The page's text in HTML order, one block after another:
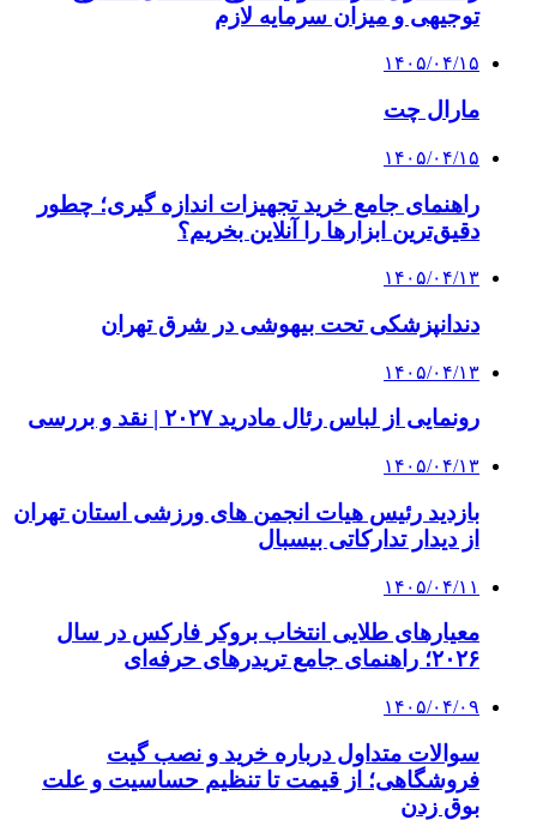
توجیهی و میزان سرمایه لازم
۱۴۰۵/۰۴/۱۵
مارال چت
۱۴۰۵/۰۴/۱۵
راهنمای جامع خرید تجهیزات اندازه گیری؛ چطور
دقیق‌ترین ابزارها را آنلاین بخریم؟
۱۴۰۵/۰۴/۱۳
دندانپزشکی تحت بیهوشی در شرق تهران
۱۴۰۵/۰۴/۱۳
رونمایی از لباس رئال مادرید ۲۰۲۷ | نقد و بررسی
۱۴۰۵/۰۴/۱۳
بازدید رئیس هیات انجمن های ورزشی استان تهران
از دیدار تدارکاتی بیسبال
۱۴۰۵/۰۴/۱۱
معیارهای طلایی انتخاب بروکر فارکس در سال
۲۰۲۶؛ راهنمای جامع تریدرهای حرفه‌ای
۱۴۰۵/۰۴/۰۹
سوالات متداول درباره خرید و نصب گیت
فروشگاهی؛ از قیمت تا تنظیم حساسیت و علت
بوق زدن